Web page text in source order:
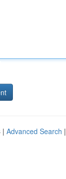
| Advanced Search |